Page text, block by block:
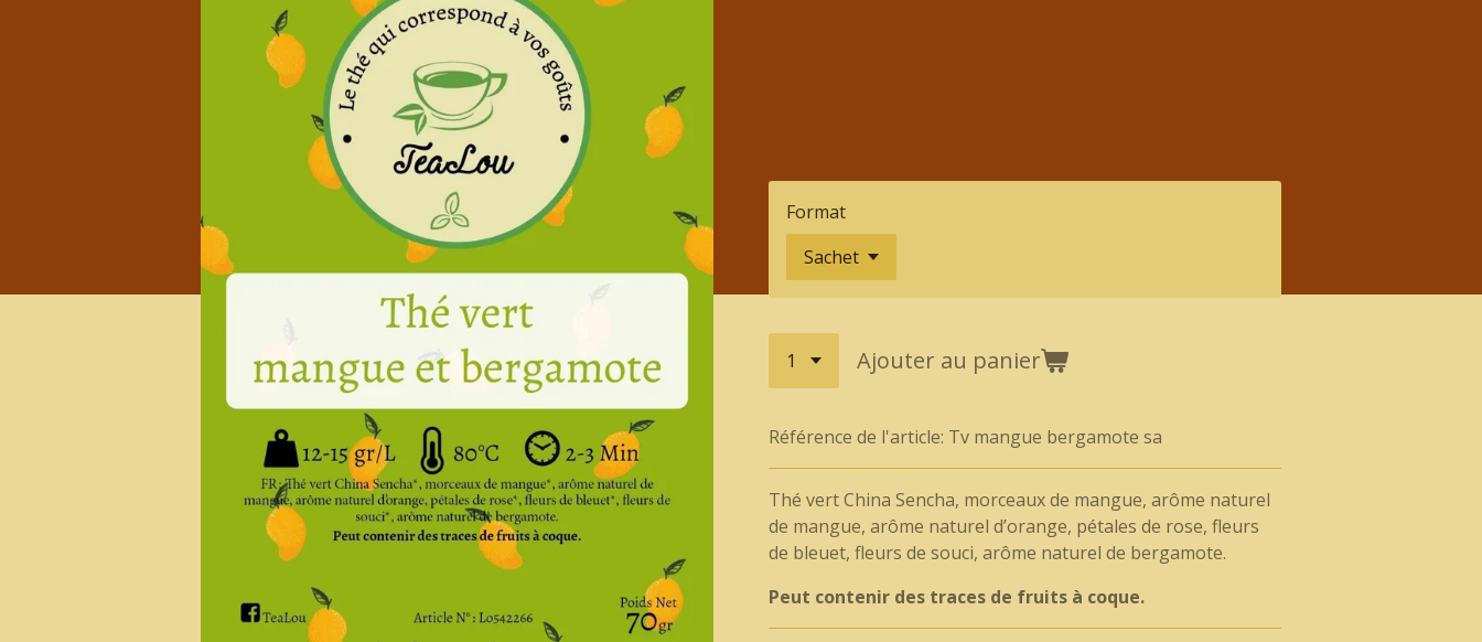
Format
Ajouter au panier
Référence de l'article: Tv mangue bergamote sa
Thé vert China Sencha, morceaux de mangue, arôme naturel
de mangue, arôme naturel d’orange, pétales de rose, fleurs
de bleuet, fleurs de souci, arôme naturel de bergamote.
Peut contenir des traces de fruits à coque.